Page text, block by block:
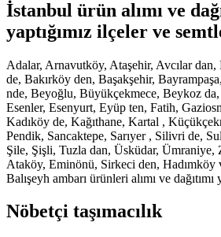
İstanbul ürün alımı ve
yaptığımız ilçeler ve
Adalar, Arnavutköy, Ataşehir, Avcılar dan,
de, Bakırköy den, Başakşehir,
nde, Beyoğlu, Büyükçekmece, Beykoz
Esenler, Esenyurt, Eyüp ten, Fatih,
Kadıköy de, Kağıthane, Kartal ,
Pendik, Sancaktepe, Sarıyer , Silivri de,
Şile, Şişli, Tuzla dan, Üsküdar,
Ataköy, Eminönü, Sirkeci den, Hadımköy
Balışeyh ambarı ürünleri alımı ve dağıtımı
Nöbetçi taşımacılık